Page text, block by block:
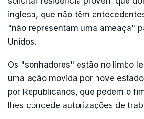
inglesa, que não têm
"não representam uma ameaça"
Unidos.
Os "sonhadores" estão no limbo
uma ação movida por nove
por Republicanos, que pedem o
lhes concede autorizações de